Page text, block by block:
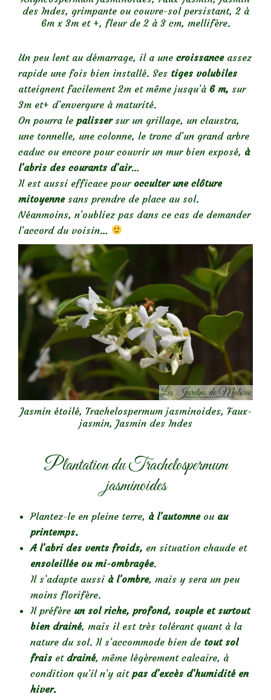
des Indes, grimpante ou couvre-sol persistant, 2 à
6m x 3m et +, fleur de 2 à 3 cm, mellifère.
Un peu lent au démarrage, il a une croissanceassez
rapide une fois bien installé. Ses tiges volubiles
atteignent facilement 2m et même jusqu’à 6 m, sur
3m et+ d’envergure à maturité.
On pourra le palissersur un grillage, un claustra,
une tonnelle, une colonne, le tronc d’un grand arbre
caduc ou encore pour couvrir un mur bien exposé, à
l’abris des courants d’air…
Il est aussi efficace pour occulter une clôture
mitoyennesans prendre de place au sol.
Néanmoins, n’oubliez pas dans ce cas de demander
l’accord du voisin…
Jasmin étoilé, Trachelospermum jasminoides, Faux-
jasmin, Jasmin des Indes
Plantation du Trachelospermum
jasminoides
Plantez-le en pleine terre, à l’automne ou au
printemps.
A l’abri des vents froids, en situation chaude et
ensoleillée ou mi-ombragée.
Il s’adapte aussi à l’ombre, mais y sera un peu
moins florifère.
Il préfère un sol riche, profond, souple et surtout
bien drainé, mais il est très tolérant quant à la
nature du sol. Il s’accommode bien de tout sol
frais et drainé, même légèrement calcaire, à
condition qu’il n’y ait pas d’excès d’humidité en
hiver.